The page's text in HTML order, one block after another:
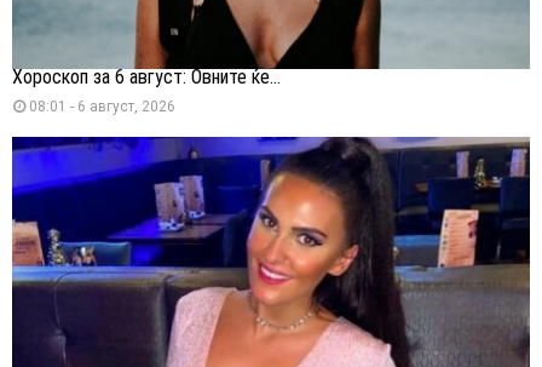
Хороскоп за 6 август: Овните ќе...
08:01 - 6 август, 2026